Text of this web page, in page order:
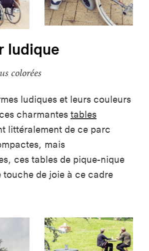
ludique
colorées
ludiques et leurs couleurs
charmantes tables
littéralement de ce parc
mais
ces tables de pique-nique
touche de joie à ce cadre